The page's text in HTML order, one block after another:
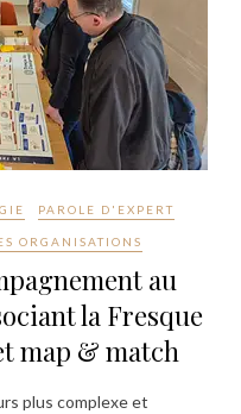
PAROLE D'EXPERT
ORGANISATIONS
au
la Fresque
map & match
plus complexe et